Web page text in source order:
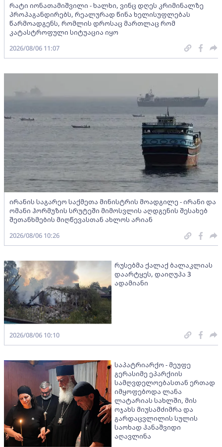
რატი იონათამიშვილი - ხალხი, ვინც დღეს კრიმინალზე
პროპაგანდირებს, რეალურად წინა ხელისუფლებას
წარმოადგენს, რომლის დროსაც მართლაც რომ
კატასტროფული სიტუაცია იყო
2026/08/06 11:07
ირანის საგარეო საქმეთა მინისტრის მოადგილე - ირანი და
ომანი ჰორმუზის სრუტეში მიმოსვლის აღდგენის შესახებ
შეთანხმების მიღწევასთან ახლოს არიან
2026/08/06 10:26
რუსებმა ქალაქ ბალაკლიას
დაარტყეს, დაიღუპა 3
ადამიანი
2026/08/06 10:10
საპატრიარქო - მეუფე
გერასიმე ეპარქიის
სამღვდელოებასთან ერთად
იმყოფებოდა ლანა
ლატარიას სახლში, მის
ოჯახს მიუსამძიმრა და
გარდაცვლილის სულის
საოხად პანაშვიდი
აღავლინა